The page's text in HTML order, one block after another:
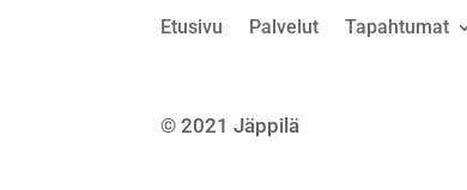
Etusivu Palvelut Tapahtumat
© 2021 Jäppilä